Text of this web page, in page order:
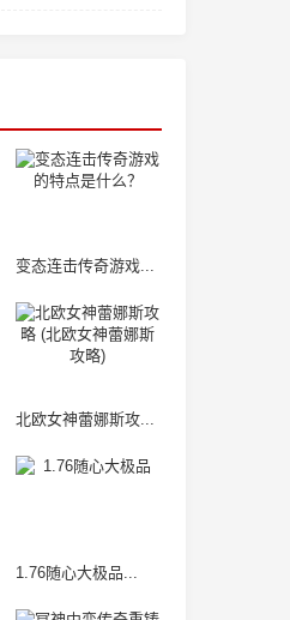
变态连击传奇游戏...
北欧女神蕾娜斯攻...
1.76随心大极品...